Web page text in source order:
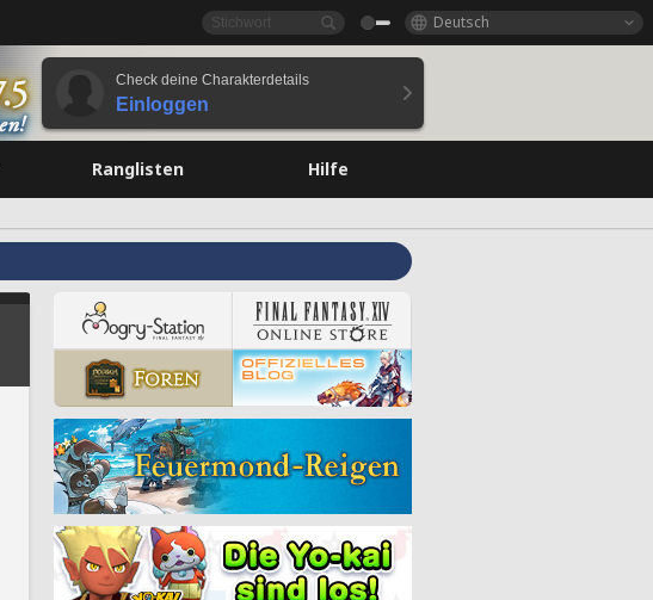
Deutsch
Check deine Charakterdetails
Einloggen
Ranglisten Hilfe